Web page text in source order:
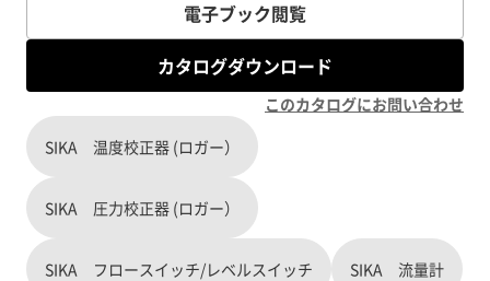
電子ブック閲覧
カタログダウンロード
このカタログにお問い合わせ
SIKA 温度校正器 (ロガー）
SIKA 圧力校正器 (ロガー）
SIKA フロースイッチ/レベルスイッチ SIKA 流量計